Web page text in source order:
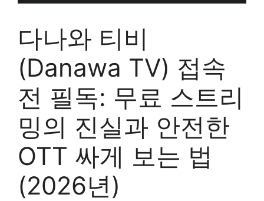
다나와 티비
(Danawa TV) 접속
전 필독: 무료 스트리
밍의 진실과 안전한
OTT 싸게 보는 법
(2026년)